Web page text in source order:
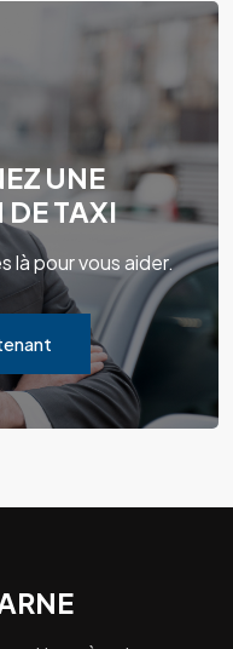
UNE
DE TAXI
là pour vous aider.